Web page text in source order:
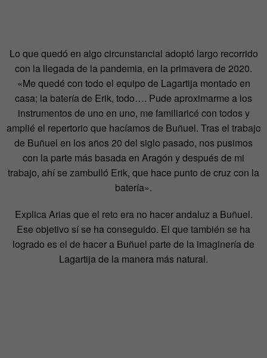
Lo que quedó en algo circunstancial adoptó largo recorrido
con la llegada de la pandemia, en la primavera de 2020.
«Me quedé con todo el equipo de Lagartija montado en
casa; la batería de Erik, todo…. Pude aproximarme a los
instrumentos de uno en uno, me familiaricé con todos y
amplié el repertorio que hacíamos de Buñuel. Tras el trabajo
de Buñuel en los años 20 del siglo pasado, nos pusimos
con la parte más basada en Aragón y después de mi
trabajo, ahí se zambulló Erik, que hace punto de cruz con la
batería».
Explica Arias que el reto era no hacer andaluz a Buñuel.
Ese objetivo sí se ha conseguido. El que también se ha
logrado es el de hacer a Buñuel parte de la imaginería de
Lagartija de la manera más natural.